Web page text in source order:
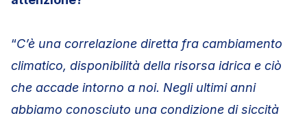
“C’è una correlazione diretta fra cambiamento
climatico, disponibilità della risorsa idrica e ciò
che accade intorno a noi. Negli ultimi anni
abbiamo conosciuto una condizione di siccità